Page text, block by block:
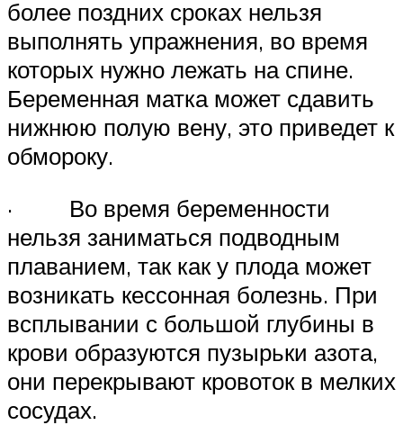
более поздних сроках нельзя
выполнять упражнения, во время
которых нужно лежать на спине.
Беременная матка может сдавить
нижнюю полую вену, это приведет к
обмороку.
· Во время беременности
нельзя заниматься подводным
плаванием, так как у плода может
возникать кессонная болезнь. При
всплывании с большой глубины в
крови образуются пузырьки азота,
они перекрывают кровоток в мелких
сосудах.